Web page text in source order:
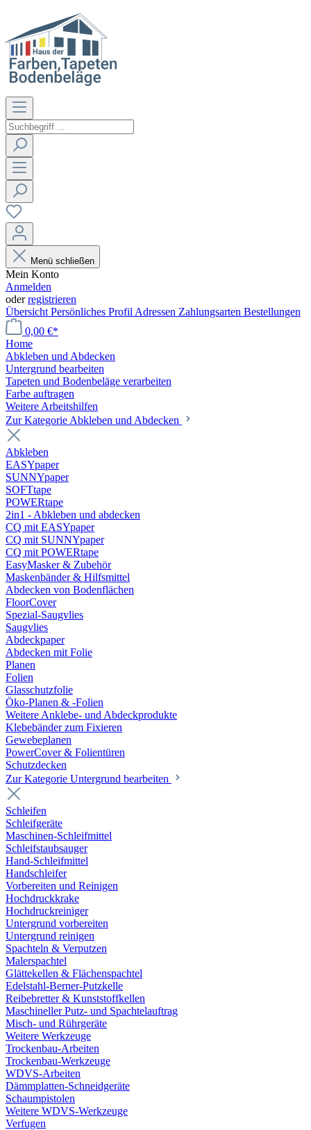
Menü schließen
Mein Konto
Anmelden
oderregistrieren
Übersicht Persönliches Profil Adressen Zahlungsarten Bestellungen
0,00 €*
Home
Abkleben und Abdecken
Untergrund bearbeiten
Tapeten und Bodenbeläge verarbeiten
Farbe auftragen
Weitere Arbeitshilfen
Zur Kategorie Abkleben und Abdecken
Abkleben
EASYpaper
SUNNYpaper
SOFTtape
POWERtape
2in1 - Abkleben und abdecken
CQ mit EASYpaper
CQ mit SUNNYpaper
CQ mit POWERtape
EasyMasker & Zubehör
Maskenbänder & Hilfsmittel
Abdecken von Bodenflächen
FloorCover
Spezial-Saugvlies
Saugvlies
Abdeckpaper
Abdecken mit Folie
Planen
Folien
Glasschutzfolie
Öko-Planen & -Folien
Weitere Anklebe- und Abdeckprodukte
Klebebänder zum Fixieren
Gewebeplanen
PowerCover & Folientüren
Schutzdecken
Zur Kategorie Untergrund bearbeiten
Schleifen
Schleifgeräte
Maschinen-Schleifmittel
Schleifstaubsauger
Hand-Schleifmittel
Handschleifer
Vorbereiten und Reinigen
Hochdruckkrake
Hochdruckreiniger
Untergrund vorbereiten
Untergrund reinigen
Spachteln & Verputzen
Malerspachtel
Glättekellen & Flächenspachtel
Edelstahl-Berner-Putzkelle
Reibebretter & Kunststoffkellen
Maschineller Putz- und Spachtelauftrag
Misch- und Rührgeräte
Weitere Werkzeuge
Trockenbau-Arbeiten
Trockenbau-Werkzeuge
WDVS-Arbeiten
Dämmplatten-Schneidgeräte
Schaumpistolen
Weitere WDVS-Werkzeuge
Verfugen